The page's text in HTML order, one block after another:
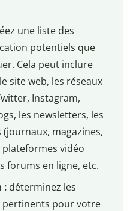
une liste des
potentiels que
Cela peut inclure
site web, les réseaux
Instagram,
les newsletters, les
magazines,
vidéo
forums en ligne, etc.
:déterminez les
pertinents pour votre